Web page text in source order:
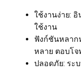
ใช้งานง่าย:
ใช้งาน
ฟังก์ชันหลาก
หลาย ตอบโ
ปลอดภัย: ระ